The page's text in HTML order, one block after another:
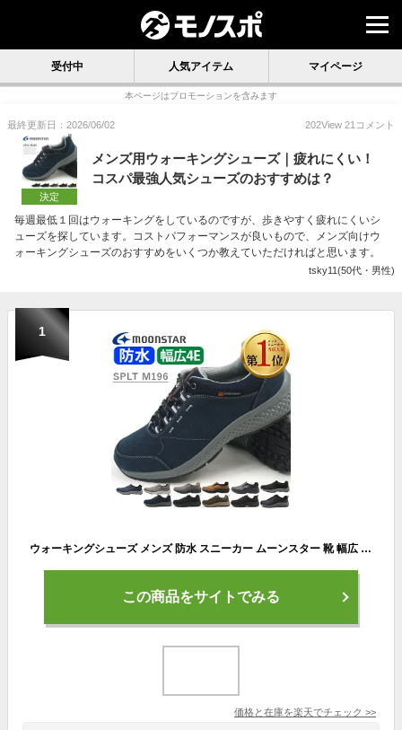
受付中 人気アイテム マイページ
本ページはプロモーションを含みます
最終更新日：2026/06/02 202View 21 コメント
決定
メンズ用ウォーキングシューズ｜疲れにくい！
コスパ最強人気シューズのおすすめは？
毎週最低１回はウォーキングをしているのですが、歩きやすく疲れにくいシ
ューズを探しています。コストパフォーマンスが良いもので、メンズ向けウ
ォーキングシューズのおすすめをいくつか教えていただければと思います。
tsky11(50代・男性)
1
ウォーキングシューズ メンズ 防水 スニーカー ムーンスター 靴 幅広 4E 疲れない カジュアル サプリスト アウトドア 登山 シューズ 外反母趾 黒 茶 紺 ブラック ブラウン カーキ ネイビー MOONSTAR SPLT M196
この商品をサイトでみる
価格と在庫を楽天でチェック >>